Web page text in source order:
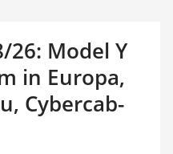
26: Model Y
in Europa,
Cybercab-